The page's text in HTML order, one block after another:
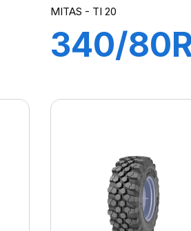
MITAS - TI 20
340/
143A8 TI-